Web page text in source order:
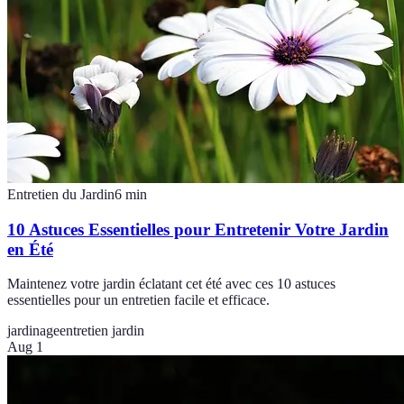
Entretien du Jardin6 min
10 Astuces Essentielles pour Entretenir Votre Jardin
en Été
Maintenez votre jardin éclatant cet été avec ces 10 astuces
essentielles pour un entretien facile et efficace.
jardinageentretien jardin
Aug 1